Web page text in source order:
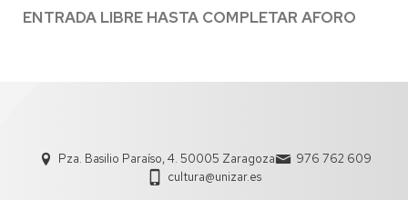
ENTRADA LIBRE HASTA COMPLETAR AFORO
Pza. Basilio Paraíso, 4. 50005 Zaragoza
976 762 609
cultura@unizar.es